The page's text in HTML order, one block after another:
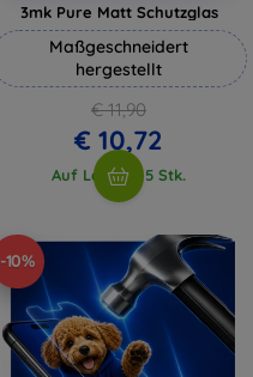
3mk Pure Matt Schutzglas
Maßgeschneidert
hergestellt
€ 11,90
€ 10,72
Auf Lager > 5 Stk.
-10%